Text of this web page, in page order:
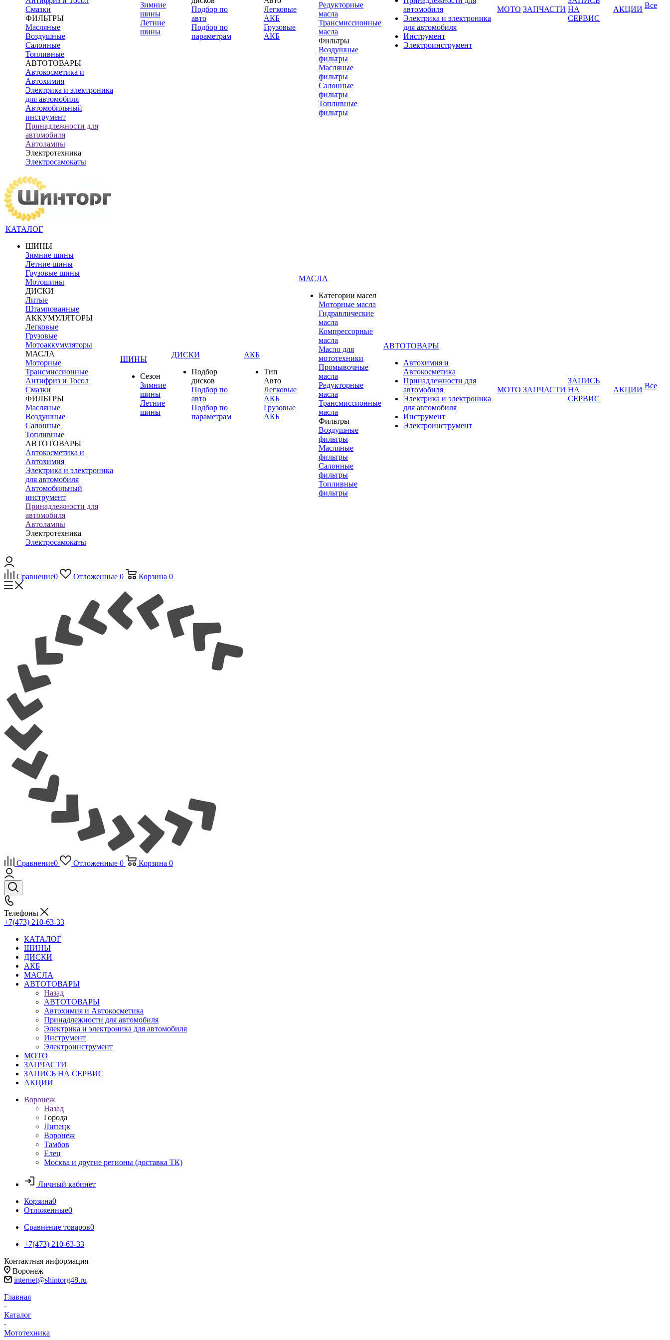
Смазки
ФИЛЬТРЫ
Масляные
Воздушные
Салонные
Топливные
АВТОТОВАРЫ
Автокосметика и
Автохимия
Электрика и электроника
для автомобиля
Автомобильный
инструмент
Принадлежности для
автомобиля
Автолампы
Электротехника
Электросамокаты
Зимние
шины
Летние
шины
Подбор по
авто
Подбор по
параметрам
Легковые
АКБ
Грузовые
АКБ
Редукторные
масла
Трансмиссионные
масла
Фильтры
Воздушные
фильтры
Масляные
фильтры
Салонные
фильтры
Топливные
фильтры
автомобиля
Электрика и электроника
для автомобиля
Инструмент
Электроинструмент
МОТО ЗАПЧАСТИ НА
СЕРВИС
АКЦИИ Все
КАТАЛОГ
ШИНЫ
Зимние шины
Летние шины
Грузовые шины
Мотошины
ДИСКИ
Литые
Штампованные
АККУМУЛЯТОРЫ
Легковые
Грузовые
Мотоаккумуляторы
МАСЛА
Моторные
Трансмиссионные
Антифриз и Тосол
Смазки
ФИЛЬТРЫ
Масляные
Воздушные
Салонные
Топливные
АВТОТОВАРЫ
Автокосметика и
Автохимия
Электрика и электроника
для автомобиля
Автомобильный
инструмент
Принадлежности для
автомобиля
Автолампы
Электротехника
Электросамокаты
ШИНЫ
Сезон
Зимние
шины
Летние
шины
ДИСКИ
Подбор
дисков
Подбор по
авто
Подбор по
параметрам
АКБ
Тип
Авто
Легковые
АКБ
Грузовые
АКБ
МАСЛА
Категории масел
Моторные масла
Гидравлические
масла
Компрессорные
масла
Масло для
мототехники
Промывочные
масла
Редукторные
масла
Трансмиссионные
масла
Фильтры
Воздушные
фильтры
Масляные
фильтры
Салонные
фильтры
Топливные
фильтры
АВТОТОВАРЫ
Автохимия и
Автокосметика
Принадлежности для
автомобиля
Электрика и электроника
для автомобиля
Инструмент
Электроинструмент
МОТО ЗАПЧАСТИ
ЗАПИСЬ
НА
СЕРВИС
АКЦИИ Все
Сравнение0 Отложенные 0 Корзина 0
Сравнение0 Отложенные 0 Корзина 0
Телефоны
+7(473) 210-63-33
КАТАЛОГ
ШИНЫ
ДИСКИ
АКБ
МАСЛА
АВТОТОВАРЫ
Назад
АВТОТОВАРЫ
Автохимия и Автокосметика
Принадлежности для автомобиля
Электрика и электроника для автомобиля
Инструмент
Электроинструмент
МОТО
ЗАПЧАСТИ
ЗАПИСЬ НА СЕРВИС
АКЦИИ
Воронеж
Назад
Города
Липецк
Воронеж
Тамбов
Елец
Москва и другие регионы (доставка ТК)
Личный кабинет
Корзина0
Отложенные0
Сравнение товаров0
+7(473) 210-63-33
Контактная информация
Воронеж
internet@shintorg48.ru
Главная
-
Каталог
-
Мототехника